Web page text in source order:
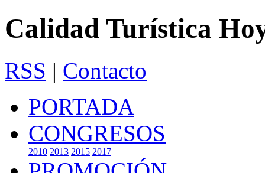
Calidad Turística
RSS | Contacto
PORTADA
CONGRESOS
2010 2013 2015 2017